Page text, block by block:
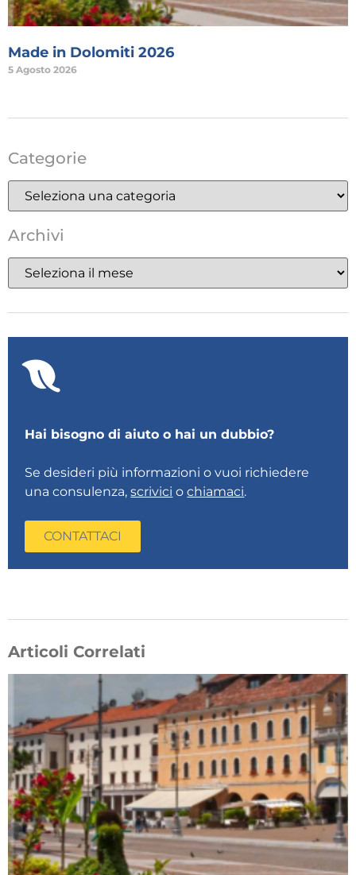
Made in Dolomiti 2026
5 Agosto 2026
Categorie
Archivi
Hai bisogno di aiuto o hai un dubbio?
Se desideri più informazioni o vuoi richiedere
una consulenza,scrivici ochiamaci.
CONTATTACI
Articoli Correlati